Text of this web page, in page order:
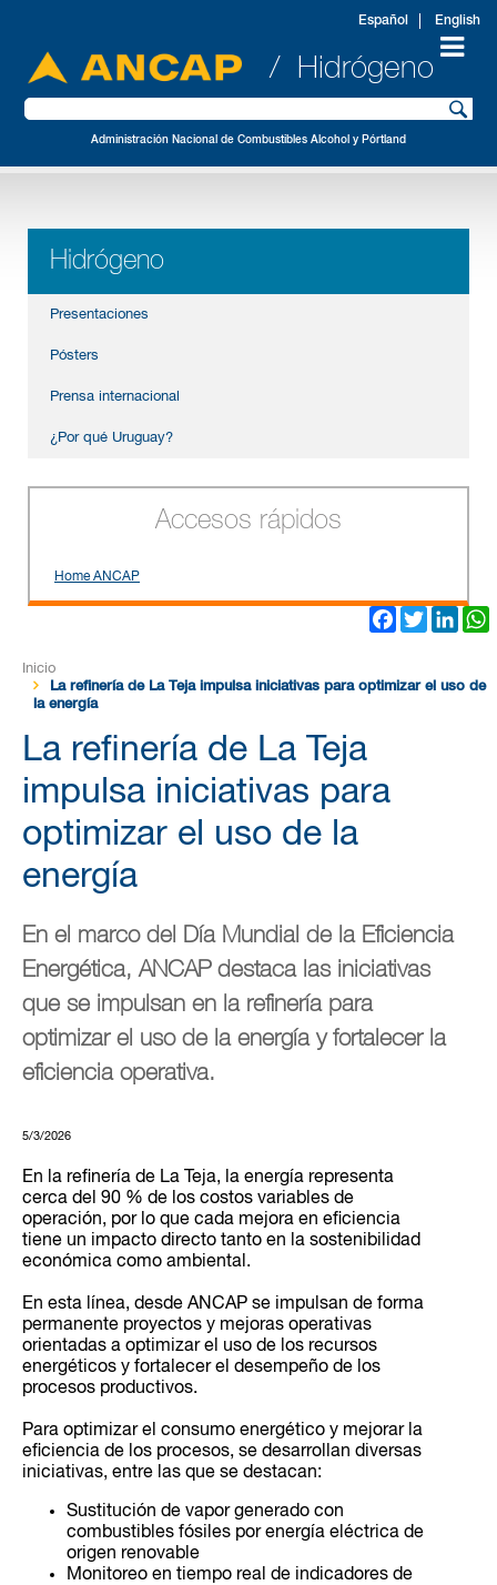
Administración Nacional de Combustibles Alcohol y Pórtland
/ Hidrógeno
Español English
Hidrógeno
Presentaciones
Pósters
Prensa internacional
¿Por qué Uruguay?
Accesos rápidos
Home ANCAP
Facebook
Twitter
Inicio
La refinería de La Teja impulsa iniciativas para optimizar el uso de
la energía
La refinería de La Teja
impulsa iniciativas para
optimizar el uso de la
energía
En el marco del Día Mundial de la Eficiencia
Energética, ANCAP destaca las iniciativas
que se impulsan en la refinería para
optimizar el uso de la energía y fortalecer la
eficiencia operativa.
5/3/2026
En la refinería de La Teja, la energía representa
cerca del 90 % de los costos variables de
operación, por lo que cada mejora en eficiencia
tiene un impacto directo tanto en la sostenibilidad
económica como ambiental.
En esta línea, desde ANCAP se impulsan de forma
permanente proyectos y mejoras operativas
orientadas a optimizar el uso de los recursos
energéticos y fortalecer el desempeño de los
procesos productivos.
Para optimizar el consumo energético y mejorar la
eficiencia de los procesos, se desarrollan diversas
iniciativas, entre las que se destacan:
Sustitución de vapor generado con
combustibles fósiles por energía eléctrica de
origen renovable
Monitoreo en tiempo real de indicadores de